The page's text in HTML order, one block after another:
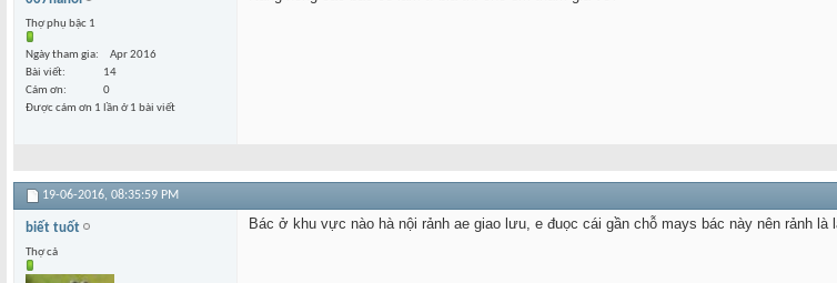
Thợ phụ bậc 1
Ngày tham gia
Apr 2016
Bài viết
14
Cám ơn
0
Được cám ơn 1 lần ở 1 bài viết
19-06-2016, 08:35:59 PM
biết tuốt
Thợ cả
Bác ở khu vực nào hà nội rảnh ae giao lưu, e đuọc cái gần chỗ mays bác này nên rảnh là